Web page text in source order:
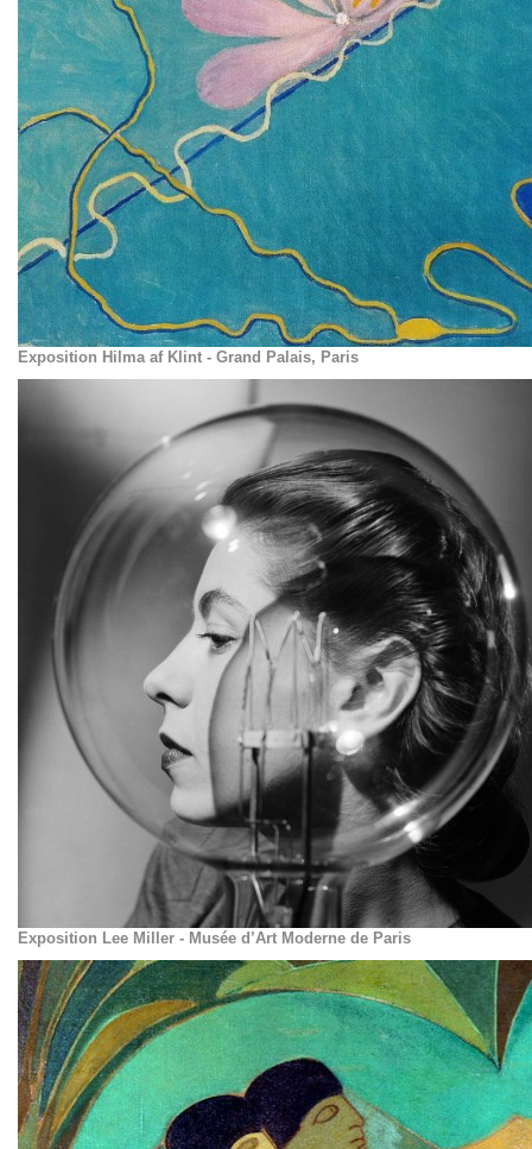
Exposition Hilma af Klint - Grand Palais, Paris
Exposition Lee Miller - Musée d’Art Moderne de Paris